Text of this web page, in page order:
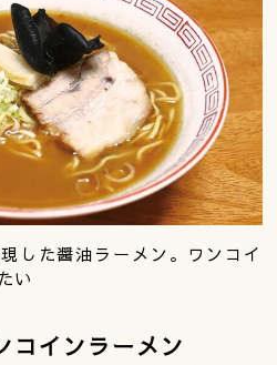
した醤油ラーメン。ワンコイ
い
コインラーメン